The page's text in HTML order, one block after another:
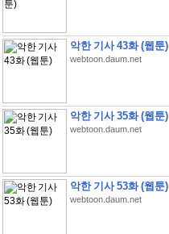
악한 기사 43화 (웹툰)
webtoon.daum.net
악한 기사 35화 (웹툰)
webtoon.daum.net
악한 기사 53화 (웹툰)
webtoon.daum.net